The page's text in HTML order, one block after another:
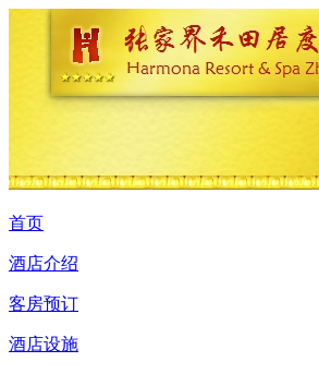
首页
酒店介绍
客房预订
酒店设施